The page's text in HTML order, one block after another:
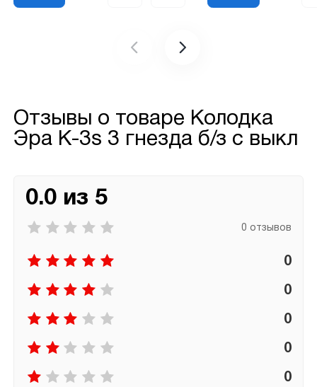
Отзывы о товаре Колодка
Эра К-3s 3 гнезда б/з с выкл
0.0 из 5
0 отзывов
0
0
0
0
0